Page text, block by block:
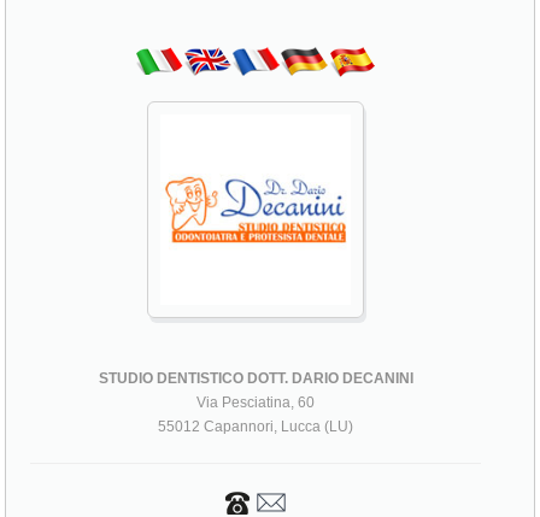
STUDIO DENTISTICO DOTT. DARIO DECANINI
Via Pesciatina, 60
55012 Capannori, Lucca (LU)